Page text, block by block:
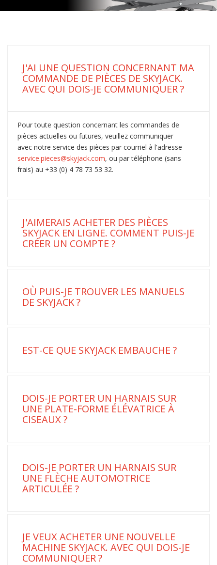
J'AI UNE QUESTION CONCERNANT MA
COMMANDE DE PIÈCES DE SKYJACK.
AVEC QUI DOIS-JE COMMUNIQUER ?
Pour toute question concernant les commandes de
pièces actuelles ou futures, veuillez communiquer
avec notre service des pièces par courriel à l'adresse
service.pieces@skyjack.com, ou par téléphone (sans
frais) au +33 (0) 4 78 73 53 32.
J'AIMERAIS ACHETER DES PIÈCES
SKYJACK EN LIGNE. COMMENT PUIS-JE
CRÉER UN COMPTE ?
OÙ PUIS-JE TROUVER LES MANUELS
DE SKYJACK ?
EST-CE QUE SKYJACK EMBAUCHE ?
DOIS-JE PORTER UN HARNAIS SUR
UNE PLATE-FORME ÉLÉVATRICE À
CISEAUX ?
DOIS-JE PORTER UN HARNAIS SUR
UNE FLÈCHE AUTOMOTRICE
ARTICULÉE ?
JE VEUX ACHETER UNE NOUVELLE
MACHINE SKYJACK. AVEC QUI DOIS-JE
COMMUNIQUER ?